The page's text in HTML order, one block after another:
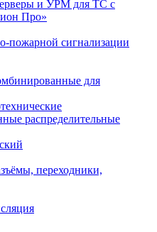
и УРМ для ТС с
Про»
пожарной сигнализации
для
распределительные
переходники,